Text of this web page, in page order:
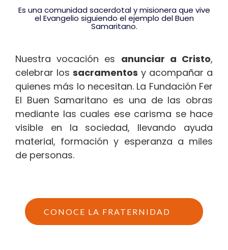
Es una comunidad sacerdotal y misionera que vive
el Evangelio siguiendo el ejemplo del Buen
Samaritano.
Nuestra vocación es anunciar a Cristo,
celebrar lossacramentos y acompañar a
quienes más lo necesitan. La Fundación Fer
El Buen Samaritano es una de las obras
mediante las cuales ese carisma se hace
visible en la sociedad, llevando ayuda
material, formación y esperanza a miles
de personas.
CONOCE LA FRATERNIDAD